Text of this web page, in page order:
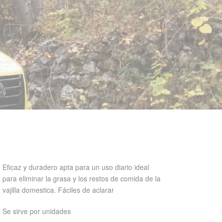
Eficaz y duradero apta para un uso diario ideal
para eliminar la grasa y los restos de comida de la
vajilla domestica. Fáciles de aclarar
Se sirve por unidades